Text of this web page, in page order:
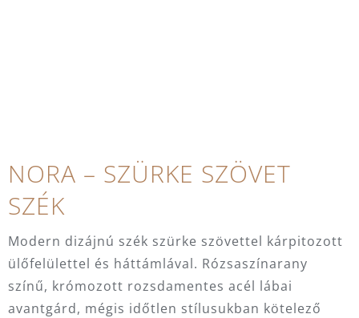
NORA – SZÜRKE SZÖVET
SZÉK
Modern dizájnú szék szürke szövettel kárpitozott
ülőfelülettel és háttámlával. Rózsaszínarany
színű, krómozott rozsdamentes acél lábai
avantgárd, mégis időtlen stílusukban kötelező